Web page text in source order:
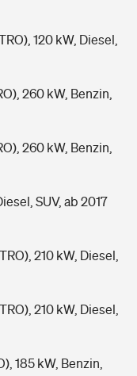
120 kW, Diesel,
260 kW, Benzin,
260 kW, Benzin,
SUV, ab 2017
210 kW, Diesel,
210 kW, Diesel,
185 kW, Benzin,